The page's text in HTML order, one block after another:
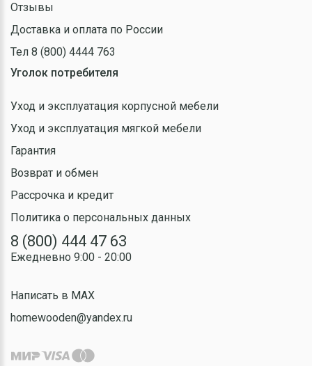
Отзывы
Доставка и оплата по России
Тел 8 (800) 4444 763
Уголок потребителя
Уход и эксплуатация корпусной мебели
Уход и эксплуатация мягкой мебели
Гарантия
Возврат и обмен
Рассрочка и кредит
Политика о персональных данных
8 (800) 444 47 63
Ежедневно 9:00 - 20:00
Написать в MAX
homewooden@yandex.ru